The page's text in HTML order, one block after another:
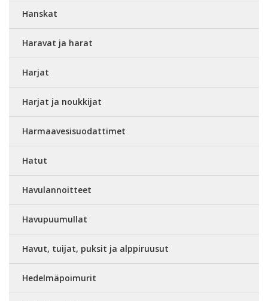
Hanskat
Haravat ja harat
Harjat
Harjat ja noukkijat
Harmaavesisuodattimet
Hatut
Havulannoitteet
Havupuumullat
Havut, tuijat, puksit ja alppiruusut
Hedelmäpoimurit